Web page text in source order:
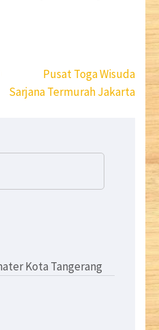
Pusat Toga Wisuda
Sarjana Termurah Jakarta